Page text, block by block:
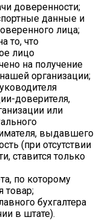
доверенности;
данные и
лица;
то, что
лицо
на получение
организации;
доверителя,
или
выдавшего
(при отсутствии
ставится только
по которому
товар;
бухгалтера
в штате).